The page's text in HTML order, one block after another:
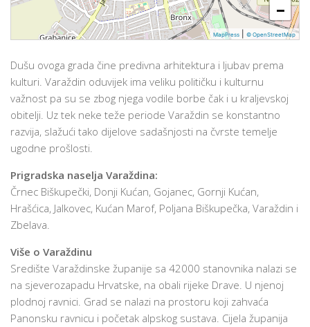
−
MapPress © OpenStreetMap
Dušu ovoga grada čine predivna arhitektura i ljubav prema
kulturi. Varaždin oduvijek ima veliku političku i kulturnu
važnost pa su se zbog njega vodile borbe čak i u kraljevskoj
obitelji. Uz tek neke teže periode Varaždin se konstantno
razvija, slažući tako dijelove sadašnjosti na čvrste temelje
ugodne prošlosti.
Prigradska naselja Varaždina:
Črnec Biškupečki, Donji Kućan, Gojanec, Gornji Kućan,
Hrašćica, Jalkovec, Kućan Marof, Poljana Biškupečka, Varaždin i
Zbelava.
Više o Varaždinu
Središte Varaždinske županije sa 42000 stanovnika nalazi se
na sjeverozapadu Hrvatske, na obali rijeke Drave. U njenoj
plodnoj ravnici. Grad se nalazi na prostoru koji zahvaća
Panonsku ravnicu i početak alpskog sustava. Cijela županija